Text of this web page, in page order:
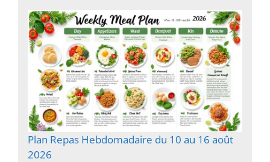
Plan Repas Hebdomadaire du 10 au 16 août
2026